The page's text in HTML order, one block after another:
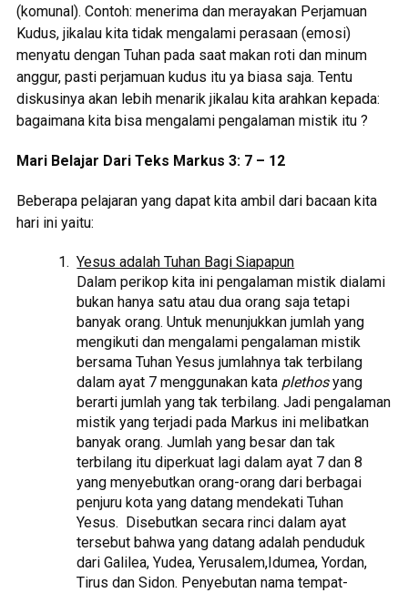
(komunal). Contoh: menerima dan merayakan Perjamuan
Kudus, jikalau kita tidak mengalami perasaan (emosi)
menyatu dengan Tuhan pada saat makan roti dan minum
anggur, pasti perjamuan kudus itu ya biasa saja. Tentu
diskusinya akan lebih menarik jikalau kita arahkan kepada:
bagaimana kita bisa mengalami pengalaman mistik itu ?
Mari Belajar Dari Teks Markus 3: 7 – 12
Beberapa pelajaran yang dapat kita ambil dari bacaan kita
hari ini yaitu:
Yesus adalah Tuhan Bagi Siapapun
Dalam perikop kita ini pengalaman mistik dialami
bukan hanya satu atau dua orang saja tetapi
banyak orang. Untuk menunjukkan jumlah yang
mengikuti dan mengalami pengalaman mistik
bersama Tuhan Yesus jumlahnya tak terbilang
dalam ayat 7 menggunakan kata plethosyang
berarti jumlah yang tak terbilang. Jadi pengalaman
mistik yang terjadi pada Markus ini melibatkan
banyak orang. Jumlah yang besar dan tak
terbilang itu diperkuat lagi dalam ayat 7 dan 8
yang menyebutkan orang-orang dari berbagai
penjuru kota yang datang mendekati Tuhan
Yesus. Disebutkan secara rinci dalam ayat
tersebut bahwa yang datang adalah penduduk
dari Galilea, Yudea, Yerusalem,Idumea, Yordan,
Tirus dan Sidon. Penyebutan nama tempat-